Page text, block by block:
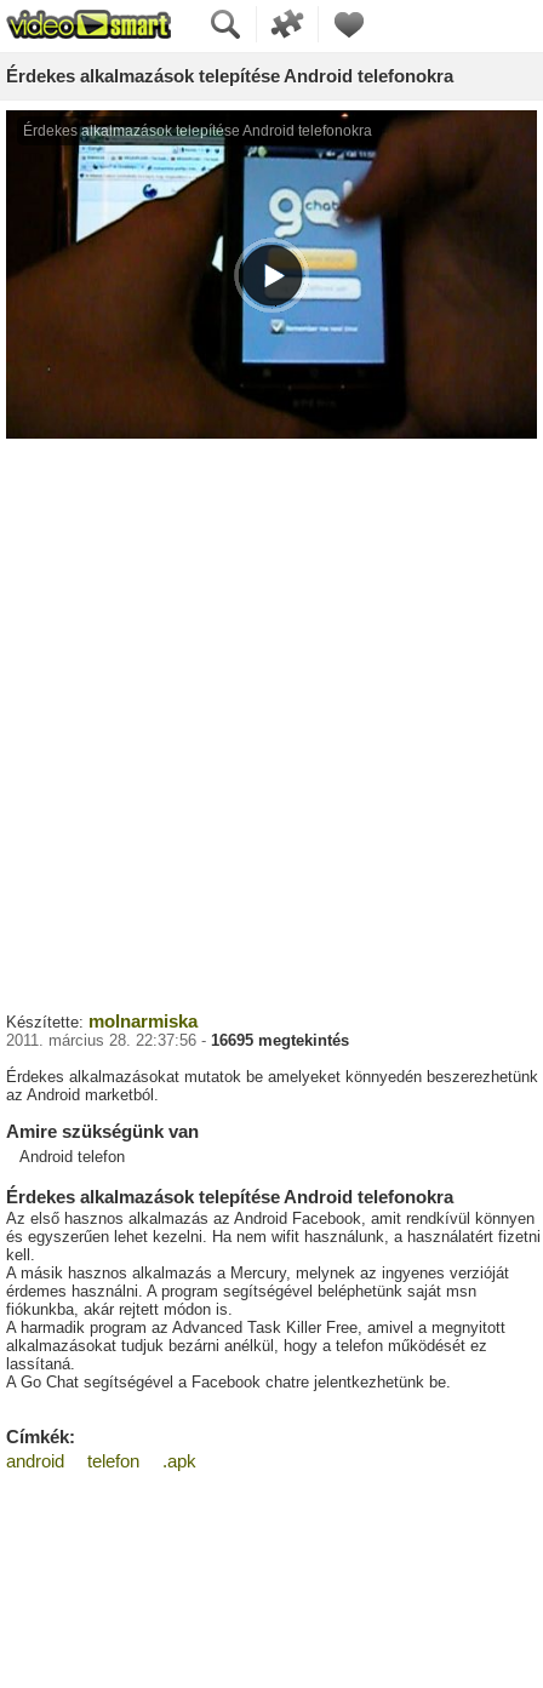
Érdekes alkalmazások telepítése Android telefonokra
Készítette: molnarmiska
2011. március 28. 22:37:56 - 16695 megtekintés
Érdekes alkalmazásokat mutatok be amelyeket könnyedén beszerezhetünk
az Android marketból.
Amire szükségünk van
Android telefon
Érdekes alkalmazások telepítése Android telefonokra
Az első hasznos alkalmazás az Android Facebook, amit rendkívül könnyen
és egyszerűen lehet kezelni. Ha nem wifit használunk, a használatért fizetni
kell.
A másik hasznos alkalmazás a Mercury, melynek az ingyenes verzióját
érdemes használni. A program segítségével beléphetünk saját msn
fiókunkba, akár rejtett módon is.
A harmadik program az Advanced Task Killer Free, amivel a megnyitott
alkalmazásokat tudjuk bezárni anélkül, hogy a telefon működését ez
lassítaná.
A Go Chat segítségével a Facebook chatre jelentkezhetünk be.
Címkék:
android
telefon .apk